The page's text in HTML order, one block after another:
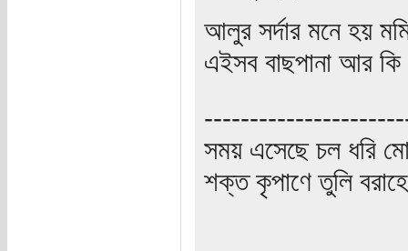
আলুর সর্দার মনে হয়
এইসব বাছপানা আর কি
সময় এসেছে চল ধরি
শক্ত কৃপাণে তুলি